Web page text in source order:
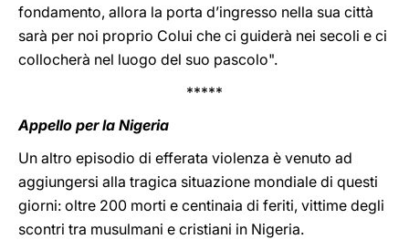
fondamento, allora la porta d’ingresso nella sua città
sarà per noi proprio Colui che ci guiderà nei secoli e ci
collocherà nel luogo del suo pascolo".
*****
Appello per la Nigeria
Un altro episodio di efferata violenza è venuto ad
aggiungersi alla tragica situazione mondiale di questi
giorni: oltre 200 morti e centinaia di feriti, vittime degli
scontri tra musulmani e cristiani in Nigeria.